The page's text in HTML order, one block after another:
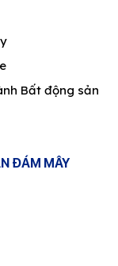
Bất động sản
ĐÁM MÂY